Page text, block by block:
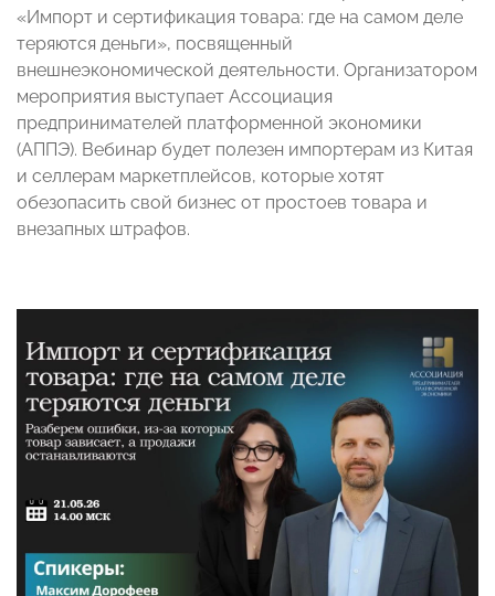
«Импорт и сертификация товара: где на самом деле
теряются деньги», посвященный
внешнеэкономической деятельности. Организатором
мероприятия выступает Ассоциация
предпринимателей платформенной экономики
(АППЭ). Вебинар будет полезен импортерам из Китая
и селлерам маркетплейсов, которые хотят
обезопасить свой бизнес от простоев товара и
внезапных штрафов.